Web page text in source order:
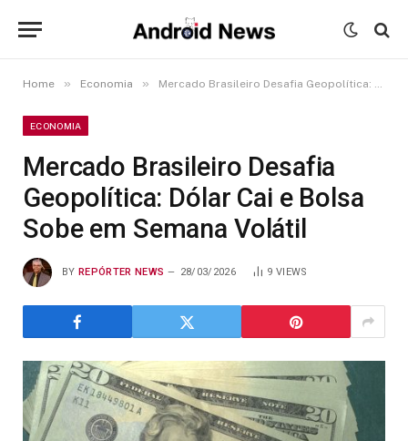
Home » Economia » Mercado Brasileiro Desafia Geopolítica: Dólar Cai e Bolsa Sobe em Semana Volátil
ECONOMIA
Mercado Brasileiro Desafia
Geopolítica: Dólar Cai e Bolsa
Sobe em Semana Volátil
BY REPÓRTER NEWS 28/03/2026 9 VIEWS